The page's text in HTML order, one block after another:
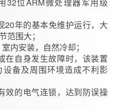
32位ARM微处理器军用级
20年的基本免维护运行，大
范围大；
内安装，自然冷却；
在自身发生故障时，该装置
备及周围环境造成不利影
效的电气连锁，达到防误操